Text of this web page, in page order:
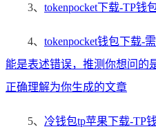
3、 tokenpocket下载-TP钱
4、 tokenpocket钱包下载-
能是表述错误，推测你想问的
正确理解为你生成的文章
5、 冷钱包tp苹果下载-TP